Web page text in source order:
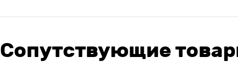
Сопутствующие